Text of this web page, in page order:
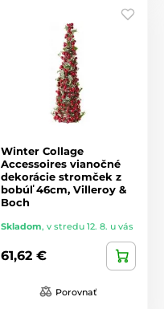
Winter Collage
Accessoires vianočné
dekorácie stromček z
bobúľ 46cm, Villeroy &
Boch
Skladom, v stredu 12. 8. u vás
61,62 €
Porovnať